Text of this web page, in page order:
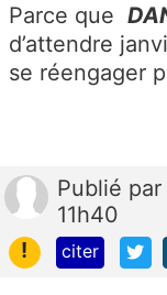
Parce que
d’attendre
se réengager
Publié par
11h40
!
citer